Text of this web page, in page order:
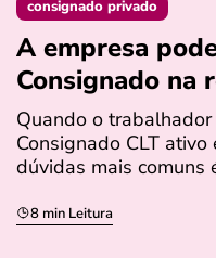
consignado privado
A empresa
Consignado na
Quando o
Consignado CLT
dúvidas mais
8 min Leitura